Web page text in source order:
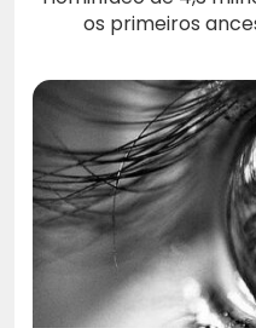
os primeiros